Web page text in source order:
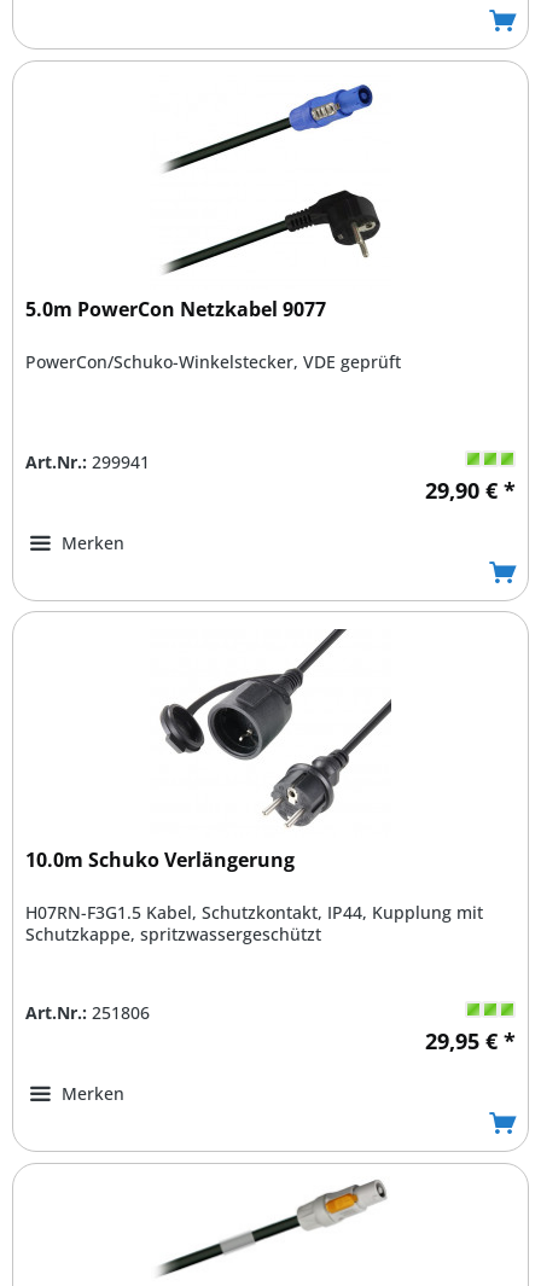
5.0m PowerCon Netzkabel 9077
PowerCon/Schuko-Winkelstecker, VDE geprüft
Art.Nr.: 299941
29,90 € *
Merken
10.0m Schuko Verlängerung
H07RN-F3G1.5 Kabel, Schutzkontakt, IP44, Kupplung mit
Schutzkappe, spritzwassergeschützt
Art.Nr.: 251806
29,95 € *
Merken